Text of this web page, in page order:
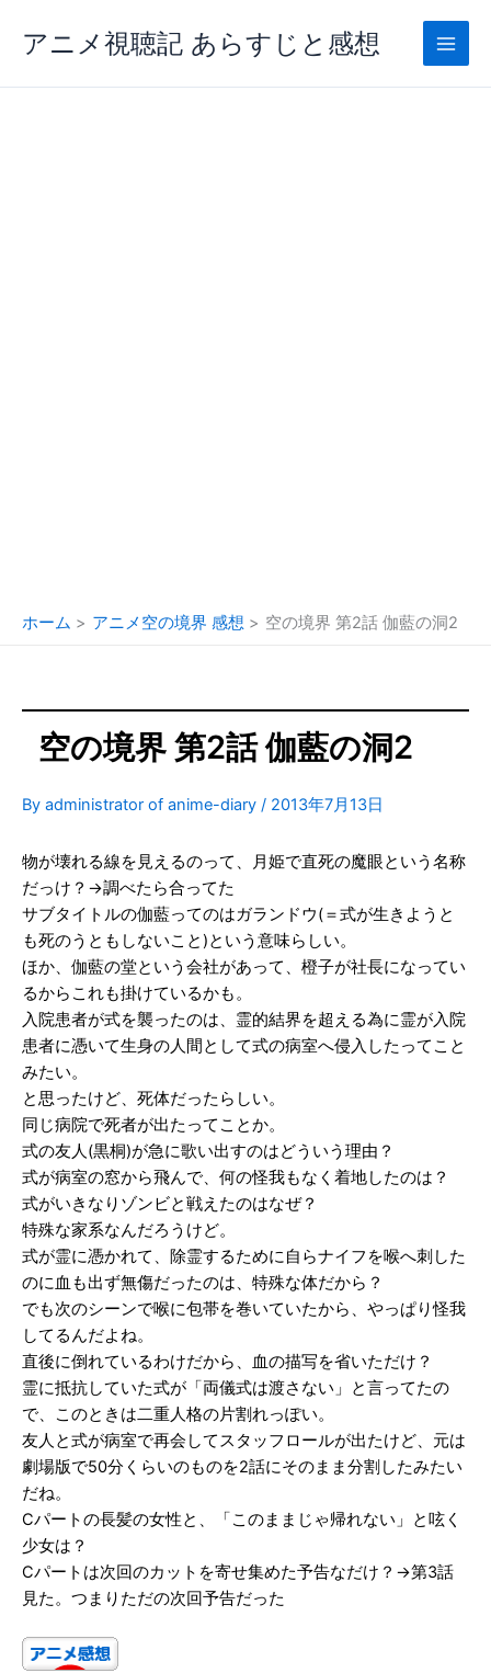
ス
アニメ視聴記 あらすじと感想
ホーム アニメ空の境界 感想 空の境界 第2話 伽藍の洞2
空の境界 第2話 伽藍の洞2
By administrator of anime-diary / 2013年7月13日
物が壊れる線を見えるのって、月姫で直死の魔眼という名称
だっけ？→調べたら合ってた
サブタイトルの伽藍ってのはガランドウ(＝式が生きようと
も死のうともしないこと)という意味らしい。
ほか、伽藍の堂という会社があって、橙子が社長になってい
るからこれも掛けているかも。
入院患者が式を襲ったのは、霊的結界を超える為に霊が入院
患者に憑いて生身の人間として式の病室へ侵入したってこと
みたい。
と思ったけど、死体だったらしい。
同じ病院で死者が出たってことか。
式の友人(黒桐)が急に歌い出すのはどういう理由？
式が病室の窓から飛んで、何の怪我もなく着地したのは？
式がいきなりゾンビと戦えたのはなぜ？
特殊な家系なんだろうけど。
式が霊に憑かれて、除霊するために自らナイフを喉へ刺した
のに血も出ず無傷だったのは、特殊な体だから？
でも次のシーンで喉に包帯を巻いていたから、やっぱり怪我
してるんだよね。
直後に倒れているわけだから、血の描写を省いただけ？
霊に抵抗していた式が「両儀式は渡さない」と言ってたの
で、このときは二重人格の片割れっぽい。
友人と式が病室で再会してスタッフロールが出たけど、元は
劇場版で50分くらいのものを2話にそのまま分割したみたい
だね。
Cパートの長髪の女性と、「このままじゃ帰れない」と呟く
少女は？
Cパートは次回のカットを寄せ集めた予告なだけ？→第3話
見た。つまりただの次回予告だった